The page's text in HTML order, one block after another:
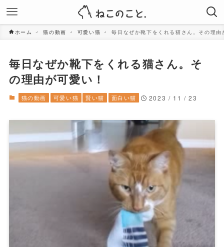
ホーム 猫の動画 可愛い猫 毎日なぜか靴下をくれる猫さん。その理由
毎日なぜか靴下をくれる猫さん。そ
の理由が可愛い！
猫の動画 可愛い猫 賢い猫 面白い猫 2023 / 11 / 23